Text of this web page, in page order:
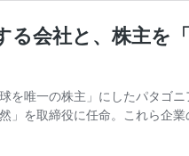
る会社と、株主を
球を唯一の株主」にしたパタゴ
然」を取締役に任命。これら企